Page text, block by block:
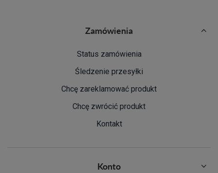
Zamówienia
Status zamówienia
Śledzenie przesyłki
Chcę zareklamować produkt
Chcę zwrócić produkt
Kontakt
Konto